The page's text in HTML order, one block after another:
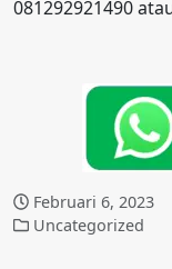
081292921490
Februari 6, 2023
Uncategorized